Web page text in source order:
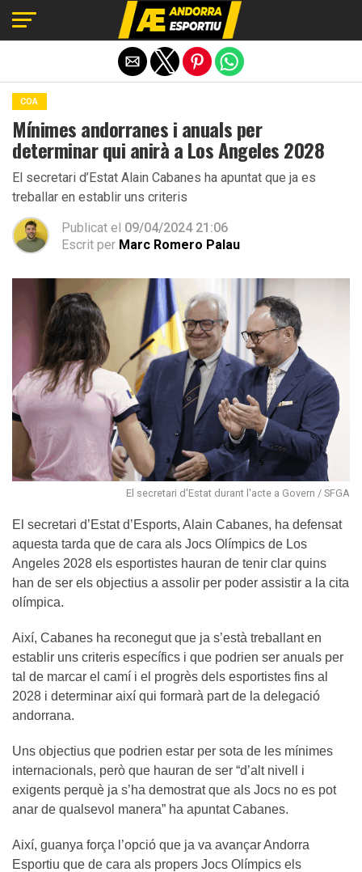
COA
Mínimes andorranes i anuals per
determinar qui anirà a Los Angeles 2028
El secretari d’Estat Alain Cabanes ha apuntat que ja es
treballar en establir uns criteris
Publicat el 09/04/2024 21:06
Escrit per Marc Romero Palau
El secretari d'Estat durant l'acte a Govern / SFGA
El secretari d’Estat d’Esports, Alain Cabanes, ha defensat
aquesta tarda que de cara als Jocs Olímpics de Los
Angeles 2028 els esportistes hauran de tenir clar quins
han de ser els objectius a assolir per poder assistir a la cita
olímpica.
Així, Cabanes ha reconegut que ja s’està treballant en
establir uns criteris específics i que podrien ser anuals per
tal de marcar el camí i el progrès dels esportistes fins al
2028 i determinar així qui formarà part de la delegació
andorrana.
Uns objectius que podrien estar per sota de les mínimes
internacionals, però que hauran de ser “d’alt nivell i
exigents perquè ja s’ha demostrat que als Jocs no es pot
anar de qualsevol manera” ha apuntat Cabanes.
Així, guanya força l’opció que ja va avançar Andorra
Esportiu que de cara als propers Jocs Olímpics els
Exit mobile version